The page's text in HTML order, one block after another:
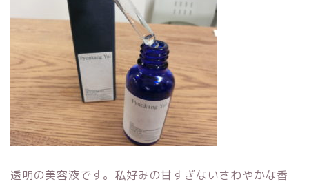
透明の美容液です。私好みの甘すぎないさわやかな香